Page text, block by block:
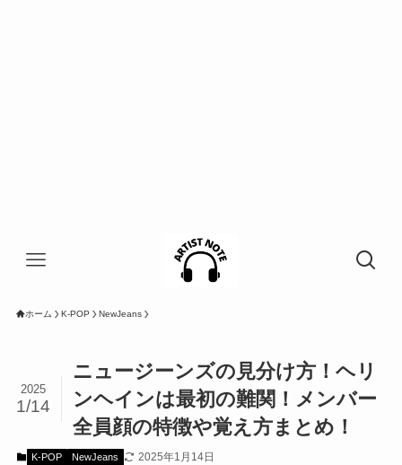
ホーム K-POP NewJeans
ニュージーンズの見分け方！ヘリ
ンヘインは最初の難関！メンバー
全員顔の特徴や覚え方まとめ！
2025
1/14
K-POP NewJeans 2025年1月14日